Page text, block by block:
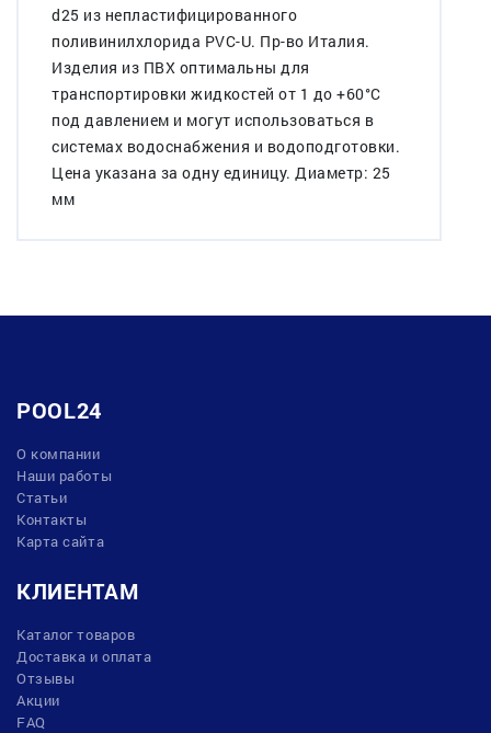
d25 из непластифицированного
поливинилхлорида PVC-U. Пр-во Италия.
Изделия из ПВХ оптимальны для
транспортировки жидкостей от 1 до +60°C
под давлением и могут использоваться в
системах водоснабжения и водоподготовки.
Цена указана за одну единицу. Диаметр: 25
мм
POOL24
О компании
Наши работы
Статьи
Контакты
Карта сайта
КЛИЕНТАМ
Каталог товаров
Доставка и оплата
Отзывы
Акции
FAQ